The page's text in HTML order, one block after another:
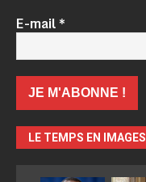
E-mail*
LE TEMPS EN IMAGES